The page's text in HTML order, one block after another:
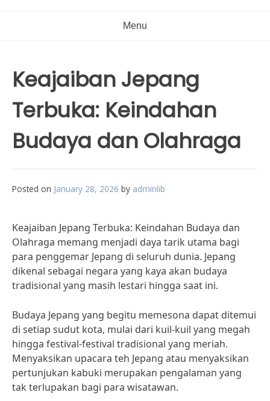
Menu
Keajaiban Jepang
Terbuka: Keindahan
Budaya dan Olahraga
Posted on January 28, 2026 by adminlib
Keajaiban Jepang Terbuka: Keindahan Budaya dan
Olahraga memang menjadi daya tarik utama bagi
para penggemar Jepang di seluruh dunia. Jepang
dikenal sebagai negara yang kaya akan budaya
tradisional yang masih lestari hingga saat ini.
Budaya Jepang yang begitu memesona dapat ditemui
di setiap sudut kota, mulai dari kuil-kuil yang megah
hingga festival-festival tradisional yang meriah.
Menyaksikan upacara teh Jepang atau menyaksikan
pertunjukan kabuki merupakan pengalaman yang
tak terlupakan bagi para wisatawan.